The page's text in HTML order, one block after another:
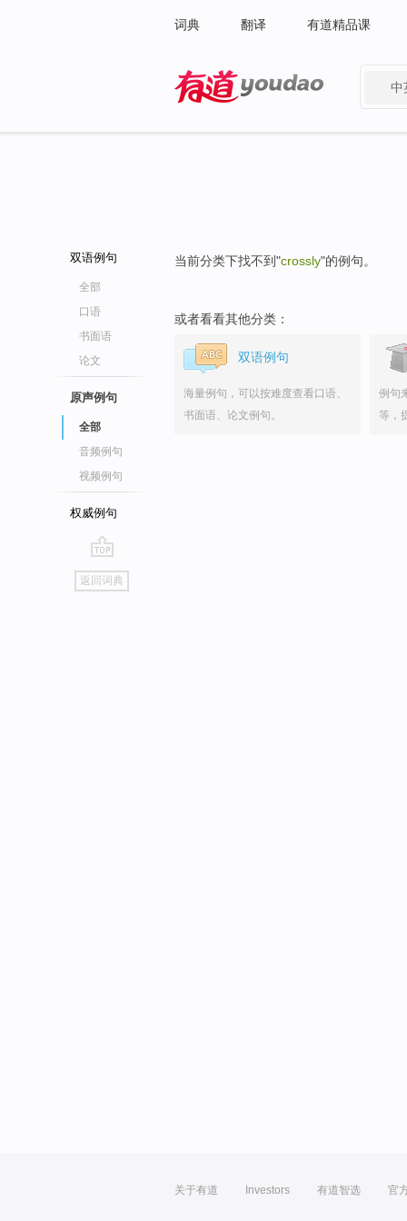
词典 翻译 有道精品课
中
双语例句
全部
口语
书面语
论文
原声例句
全部
音频例句
视频例句
权威例句
go
top
返回词典
当前分类下找不到"crossly"的例句。
或者看看其他分类：
双语例句
海量例句，可以按难度查看口语、
书面语、论文例句。
例句
等，
关于有道 Investors 有道智选 官